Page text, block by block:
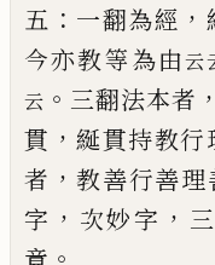
五 ： 一翻為經 ，
今亦教等為由云
云 。 三翻法本者 ，
貫 ，綖貫持教行
者 ，教善行善理
字 ， 次妙字 ，